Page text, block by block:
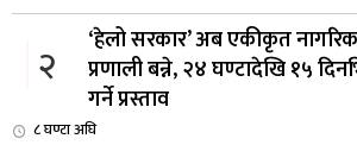
२
‘हेलो सरकार’ अब एकीकृत
प्रणाली बन्ने, २४ घण्टादेखि १५
गर्ने प्रस्ताव
८ घण्टा अघि